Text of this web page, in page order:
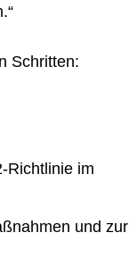
Schritten:
Richtlinie im
und zur